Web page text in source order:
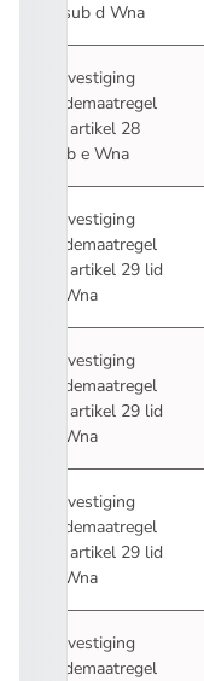
1 sub d Wna
Bevestiging
ordemaatregel
ex artikel 28
sub e Wna
Bevestiging
ordemaatregel
ex artikel 29 lid
2 Wna
Bevestiging
ordemaatregel
ex artikel 29 lid
3 Wna
Bevestiging
ordemaatregel
ex artikel 29 lid
4 Wna
Bevestiging
ordemaatregel